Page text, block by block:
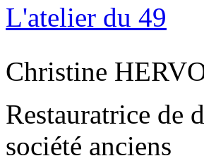
L'atelier du 49
Christine
Restauratrice de
société anciens